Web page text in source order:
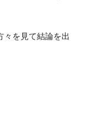
々を見て結論を出